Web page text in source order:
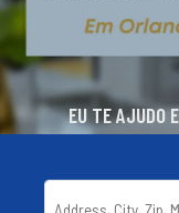
EU TE AJUDO